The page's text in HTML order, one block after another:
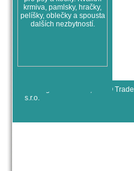
© All rights reserved, RYJO Trade
s.r.o.